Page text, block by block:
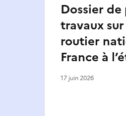
Dossier de
travaux
routier
France à
17 juin 2026